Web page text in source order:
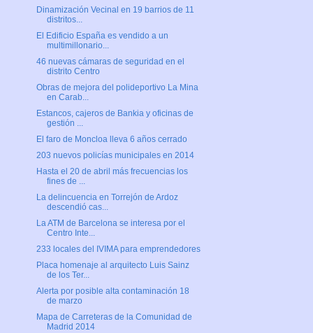
Dinamización Vecinal en 19 barrios de 11
distritos...
El Edificio España es vendido a un
multimillonario...
46 nuevas cámaras de seguridad en el
distrito Centro
Obras de mejora del polideportivo La Mina
en Carab...
Estancos, cajeros de Bankia y oficinas de
gestión ...
El faro de Moncloa lleva 6 años cerrado
203 nuevos policías municipales en 2014
Hasta el 20 de abril más frecuencias los
fines de ...
La delincuencia en Torrejón de Ardoz
descendió cas...
La ATM de Barcelona se interesa por el
Centro Inte...
233 locales del IVIMA para emprendedores
Placa homenaje al arquitecto Luis Sainz
de los Ter...
Alerta por posible alta contaminación 18
de marzo
Mapa de Carreteras de la Comunidad de
Madrid 2014